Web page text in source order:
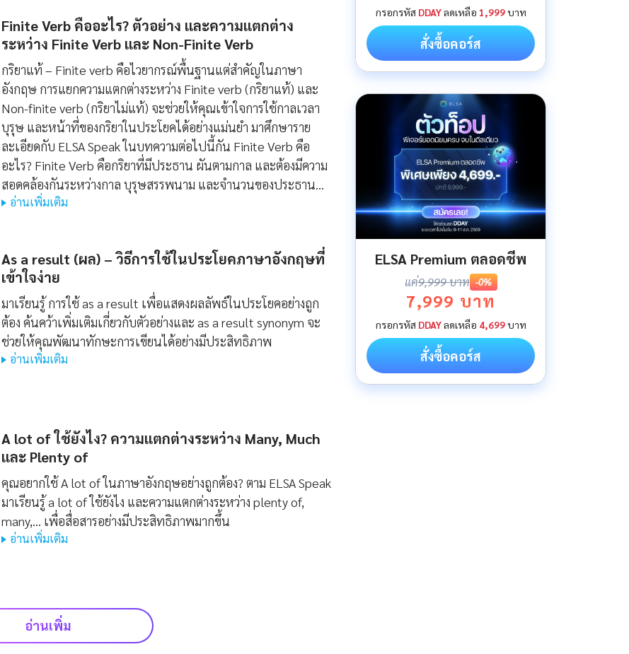
Finite Verb คืออะไร? ตัวอย่าง และความแตกต่าง
ระหว่าง Finite Verb และ Non-Finite Verb
กริยาแท้ – Finite verb คือไวยากรณ์พื้นฐานแต่สำคัญในภาษา
อังกฤษ การแยกความแตกต่างระหว่าง Finite verb (กริยาแท้) และ
Non-finite verb (กริยาไม่แท้) จะช่วยให้คุณเข้าใจการใช้กาลเวลา
บุรุษ และหน้าที่ของกริยาในประโยคได้อย่างแม่นยำ มาศึกษาราย
ละเอียดกับ ELSA Speak ในบทความต่อไปนี้กัน Finite Verb คือ
อะไร? Finite Verb คือกริยาที่มีประธาน ผันตามกาล และต้องมีความ
สอดคล้องกันระหว่างกาล บุรุษสรรพนาม และจำนวนของประธาน…
อ่านเพิ่มเติม
As a result (ผล) – วิธีการใช้ในประโยคภาษาอังกฤษที่
เข้าใจง่าย
มาเรียนรู้ การใช้ as a result เพื่อแสดงผลลัพธ์ในประโยคอย่างถูก
ต้อง ค้นคว้าเพิ่มเติมเกี่ยวกับตัวอย่างและ as a result synonym จะ
ช่วยให้คุณพัฒนาทักษะการเขียนได้อย่างมีประสิทธิภาพ
อ่านเพิ่มเติม
A lot of ใช้ยังไง? ความแตกต่างระหว่าง Many, Much
และ Plenty of
คุณอยากใช้ A lot of ในภาษาอังกฤษอย่างถูกต้อง? ตาม ELSA Speak
มาเรียนรู้ a lot of ใช้ยังไง และความแตกต่างระหว่าง plenty of,
many,... เพื่อสื่อสารอย่างมีประสิทธิภาพมากขึ้น
อ่านเพิ่มเติม
อ่านเพิ่ม
กรอกรหัส DDAYลดเหลือ 1,999บาท
สั่งซื้อคอร์ส
ELSA Premium ตลอดชีพ
แค่9,999 บาท -0%
7,999 บาท
กรอกรหัส DDAYลดเหลือ 4,699บาท
สั่งซื้อคอร์ส